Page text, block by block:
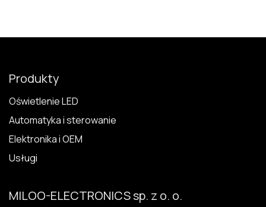
Produkty
Oświetlenie LED
Automatyka i sterowanie
Elektronika i OEM
Usługi
MILOO-ELECTRONICS sp. z o. o.